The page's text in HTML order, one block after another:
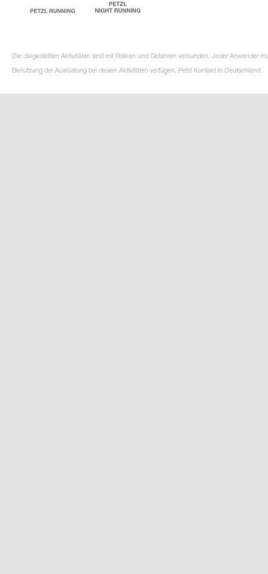
Die dargestellten Aktivitäten sind mit Risiken und Gefahren verbunden. Jeder Anwender
Benutzung der Ausrüstung bei diesen Aktivitäten verfügen. Petzl Kontakt in Deutschland